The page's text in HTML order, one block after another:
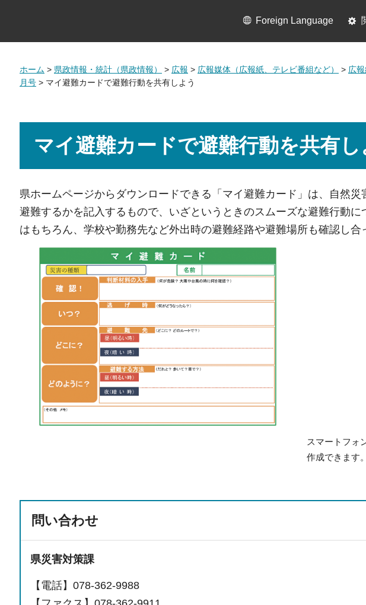
Foreign Language
ホーム > 県政情報・統計（県政情報） > 広報 > 広報媒体（広報紙、テレビ番組など） > 広
月号 > マイ避難カードで避難行動を共有しよう
マイ避難カードで避難行動を共有
県ホームページからダウンロードできる「マイ避難カード」は、自然
避難するかを記入するもので、いざというときのスムーズな避難行動
はもちろん、学校や勤務先など外出時の避難経路や避難場所も確認し
スマートフォ
作成できます
問い合わせ
県災害対策課
【電話】078-362-9988